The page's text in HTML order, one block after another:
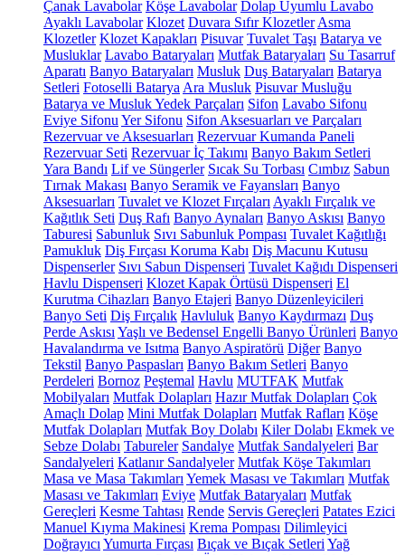
Çanak Lavabolar Köşe Lavabolar Dolap Uyumlu Lavabo
Ayaklı Lavabolar Klozet Duvara Sıfır Klozetler Asma
Klozetler Klozet Kapakları Pisuvar Tuvalet Taşı Batarya ve
Musluklar Lavabo Bataryaları Mutfak Bataryaları Su Tasarruf
Aparatı Banyo Bataryaları Musluk Duş Bataryaları Batarya
Setleri Fotoselli Batarya Ara Musluk Pisuvar Musluğu
Batarya ve Musluk Yedek Parçaları Sifon Lavabo Sifonu
Eviye Sifonu Yer Sifonu Sifon Aksesuarları ve Parçaları
Rezervuar ve Aksesuarları Rezervuar Kumanda Paneli
Rezervuar Seti Rezervuar İç Takımı Banyo Bakım Setleri
Yara Bandı Lif ve Süngerler Sıcak Su Torbası Cımbız Sabun
Tırnak Makası Banyo Seramik ve Fayansları Banyo
Aksesuarları Tuvalet ve Klozet Fırçaları Ayaklı Fırçalık ve
Kağıtlık Seti Duş Rafı Banyo Aynaları Banyo Askısı Banyo
Taburesi Sabunluk Sıvı Sabunluk Pompası Tuvalet Kağıtlığı
Pamukluk Diş Fırçası Koruma Kabı Diş Macunu Kutusu
Dispenserler Sıvı Sabun Dispenseri Tuvalet Kağıdı Dispenseri
Havlu Dispenseri Klozet Kapak Örtüsü Dispenseri El
Kurutma Cihazları Banyo Etajeri Banyo Düzenleyicileri
Banyo Seti Diş Fırçalık Havluluk Banyo Kaydırmazı Duş
Perde Askısı Yaşlı ve Bedensel Engelli Banyo Ürünleri Banyo
Havalandırma ve Isıtma Banyo Aspiratörü Diğer Banyo
Tekstil Banyo Paspasları Banyo Bakım Setleri Banyo
Perdeleri Bornoz Peştemal Havlu MUTFAK Mutfak
Mobilyaları Mutfak Dolapları Hazır Mutfak Dolapları Çok
Amaçlı Dolap Mini Mutfak Dolapları Mutfak Rafları Köşe
Mutfak Dolapları Mutfak Boy Dolabı Kiler Dolabı Ekmek ve
Sebze Dolabı Tabureler Sandalye Mutfak Sandalyeleri Bar
Sandalyeleri Katlanır Sandalyeler Mutfak Köşe Takımları
Masa ve Masa Takımları Yemek Masası ve Takımları Mutfak
Masası ve Takımları Eviye Mutfak Bataryaları Mutfak
Gereçleri Kesme Tahtası Rende Servis Gereçleri Patates Ezici
Manuel Kıyma Makinesi Krema Pompası Dilimleyici
Doğrayıcı Yumurta Fırçası Bıçak ve Bıçak Setleri Yağ